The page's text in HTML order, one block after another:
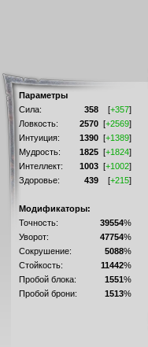
Параметры
Сила:
358 [+357]
Ловкость:
2570 [+2569]
Интуиция:
1390 [+1389]
Мудрость:
1825 [+1824]
Интеллект:
1003 [+1002]
Здоровье:
439 [+215]
Модификаторы:
Точность:
39554%
Уворот:
47754%
Сокрушение:
5088%
Стойкость:
11442%
Пробой блока:
1551%
Пробой брони:
1513%